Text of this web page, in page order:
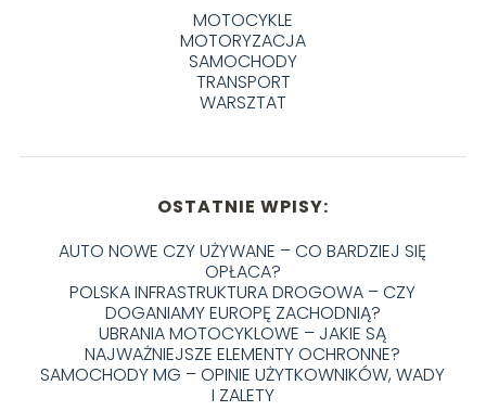
MOTOCYKLE
MOTORYZACJA
SAMOCHODY
TRANSPORT
WARSZTAT
OSTATNIE WPISY:
AUTO NOWE CZY UŻYWANE – CO BARDZIEJ SIĘ
OPŁACA?
POLSKA INFRASTRUKTURA DROGOWA – CZY
DOGANIAMY EUROPĘ ZACHODNIĄ?
UBRANIA MOTOCYKLOWE – JAKIE SĄ
NAJWAŻNIEJSZE ELEMENTY OCHRONNE?
SAMOCHODY MG – OPINIE UŻYTKOWNIKÓW, WADY
I ZALETY